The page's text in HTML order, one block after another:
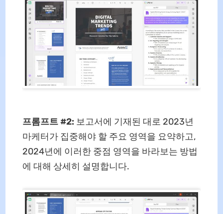
프롬프트 #2: 보고서에 기재된 대로 2023년
마케터가 집중해야 할 주요 영역을 요약하고,
2024년에 이러한 중점 영역을 바라보는 방법
에 대해 상세히 설명합니다.